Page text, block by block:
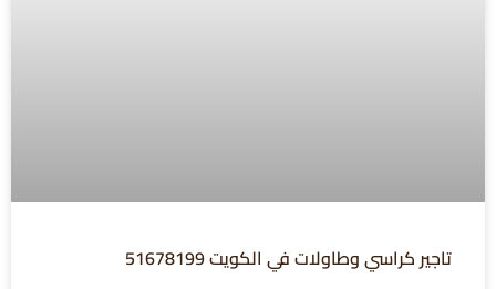
تاجير كراسي وطاولات في الكويت 51678199